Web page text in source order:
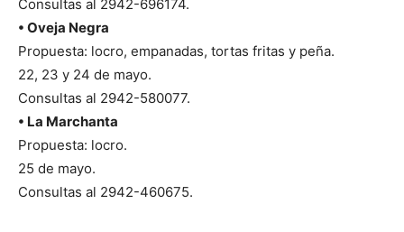
Consultas al 2942-696174.
• Oveja Negra
Propuesta: locro, empanadas, tortas fritas y peña.
22, 23 y 24 de mayo.
Consultas al 2942-580077.
• La Marchanta
Propuesta: locro.
25 de mayo.
Consultas al 2942-460675.